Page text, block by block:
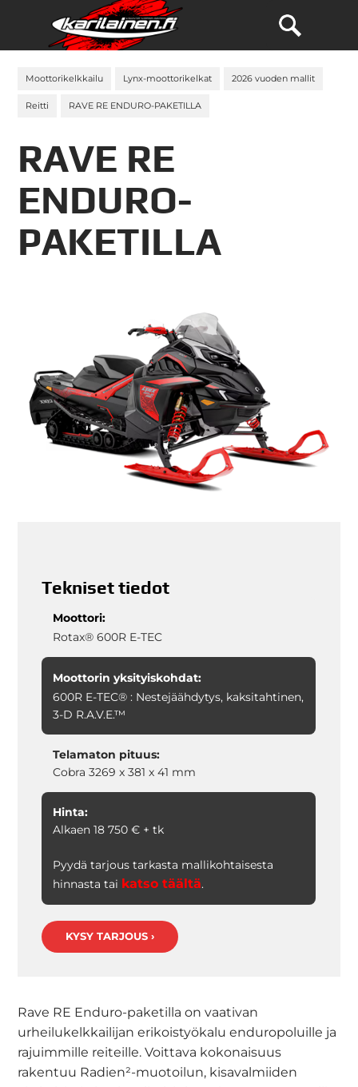
Moottorikelkkailu Lynx-moottorikelkat 2026 vuoden mallit
Reitti RAVE RE ENDURO-PAKETILLA
RAVE RE
ENDURO-
PAKETILLA
Tekniset tiedot
Moottori:
Rotax® 600R E-TEC
Moottorin yksityiskohdat:
600R E-TEC® : Nestejäähdytys, kaksitahtinen,
3-D R.A.V.E.™
Telamaton pituus:
Cobra 3269 x 381 x 41 mm
Hinta:
Alkaen 18 750 € + tk
Pyydä tarjous tarkasta mallikohtaisesta
hinnasta tai katso täältä.
KYSY TARJOUS ›
Rave RE Enduro-paketilla on vaativan
urheilukelkkailijan erikoistyökalu enduropoluille ja
rajuimmille reiteille. Voittava kokonaisuus
rakentuu Radien²-muotoilun, kisavalmiiden